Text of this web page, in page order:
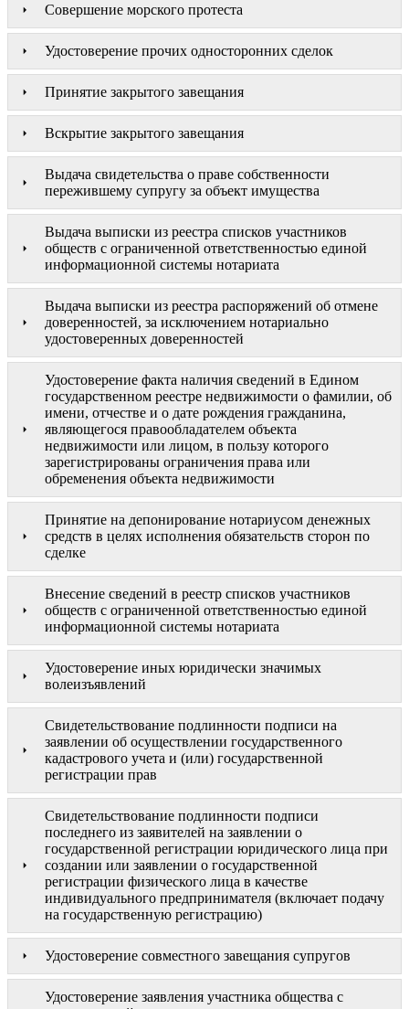
Совершение морского протеста
Удостоверение прочих односторонних сделок
Принятие закрытого завещания
Вскрытие закрытого завещания
Выдача свидетельства о праве собственности
пережившему супругу за объект имущества
Выдача выписки из реестра списков участников
обществ с ограниченной ответственностью единой
информационной системы нотариата
Выдача выписки из реестра распоряжений об отмене
доверенностей, за исключением нотариально
удостоверенных доверенностей
Удостоверение факта наличия сведений в Едином
государственном реестре недвижимости о фамилии, об
имени, отчестве и о дате рождения гражданина,
являющегося правообладателем объекта
недвижимости или лицом, в пользу которого
зарегистрированы ограничения права или
обременения объекта недвижимости
Принятие на депонирование нотариусом денежных
средств в целях исполнения обязательств сторон по
сделке
Внесение сведений в реестр списков участников
обществ с ограниченной ответственностью единой
информационной системы нотариата
Удостоверение иных юридически значимых
волеизъявлений
Свидетельствование подлинности подписи на
заявлении об осуществлении государственного
кадастрового учета и (или) государственной
регистрации прав
Свидетельствование подлинности подписи
последнего из заявителей на заявлении о
государственной регистрации юридического лица при
создании или заявлении о государственной
регистрации физического лица в качестве
индивидуального предпринимателя (включает подачу
на государственную регистрацию)
Удостоверение совместного завещания супругов
Удостоверение заявления участника общества с